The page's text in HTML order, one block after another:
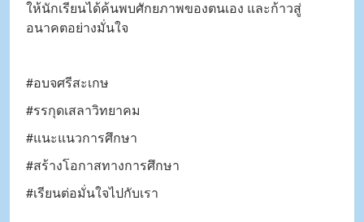
ให้นักเรียนได้ค้นพบศักยภาพของตนเอง และก้าวสู่
อนาคตอย่างมั่นใจ
#อบจศรีสะเกษ
#รรกุดเสลาวิทยาคม
#แนะแนวการศึกษา
#สร้างโอกาสทางการศึกษา
#เรียนต่อมั่นใจไปกับเรา